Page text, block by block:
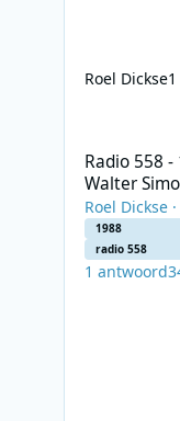
Roel Dickse
Radio 558
Walter
Roel Dickse·
1988
radio 558
1 antwoord